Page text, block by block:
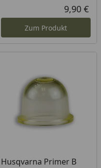
Preis 9,90 €
Zum Produkt
Husqvarna Primer B